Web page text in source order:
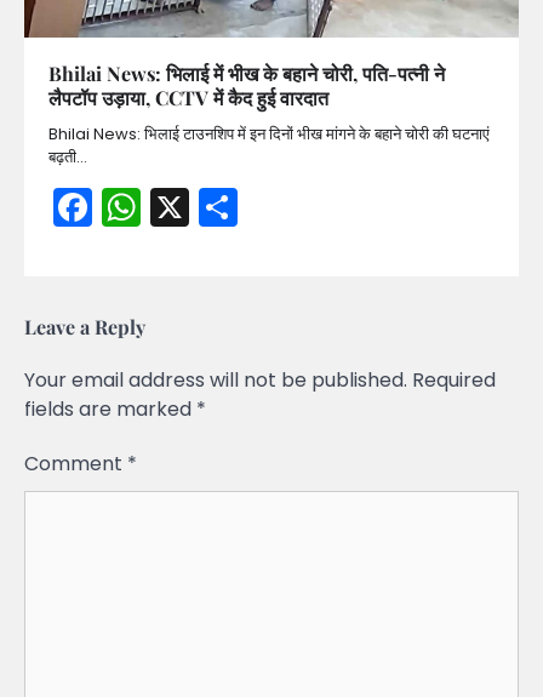
Bhilai News: भिलाई में भीख के बहाने चोरी, पति-पत्नी ने
लैपटॉप उड़ाया, CCTV में कैद हुई वारदात
Bhilai News: भिलाई टाउनशिप में इन दिनों भीख मांगने के बहाने चोरी की घटनाएं
बढ़ती…
Facebook
WhatsApp
X
Leave a Reply
Your email address will not be published. Required
fields are marked *
Comment *